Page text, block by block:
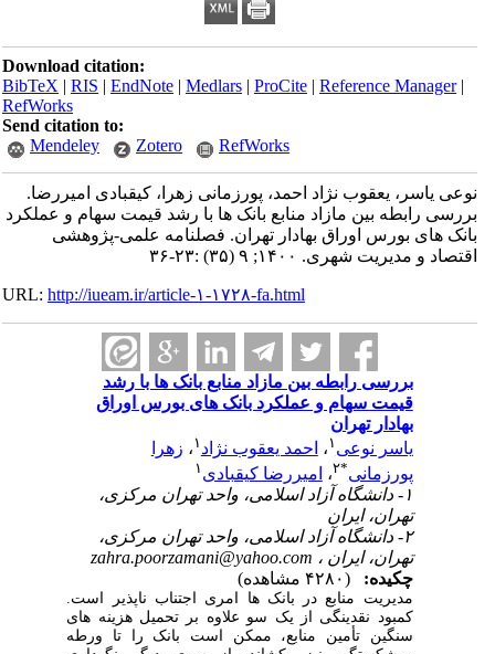
Download citation:
BibTeX|RIS|EndNote|Medlars|ProCite|Reference Manager
RefWorks
Send citation to:
Mendeley
Zotero RefWorks
نوعی یاسر، یعقوب نژاد احمد، پورزمانی زهرا، کیقبادی امیررضا.
بررسی رابطه بین مازاد منابع بانک ها با رشد قیمت سهام و عملکرد
بانک های بورس اوراق بهادار تهران. فصلنامه علمی-پژوهشی
اقتصاد و مدیریت شهری. ۱۴۰۰; ۹ (۳۵) :۲۳-۳۶
URL:http://iueam.ir/article-۱-۱۷۲۸-fa.html
بررسی رابطه بین مازاد منابع بانک ها با رشد
قیمت سهام و عملکرد بانک های بورس اوراق
بهادار تهران
یاسر نوعی ،احمد یعقوب نژاد ۱،زهرا
پورزمانی
۲،امیررضا کیقبادی
۱- دانشگاه آزاد اسلامی، واحد تهران مرکزی،
تهران، ایران
۲- دانشگاه آزاد اسلامی، واحد تهران مرکزی،
تهران، ایران ، zahra.poorzamani@yahoo.com
چکیده:
مدیریت منابع در بانک ها امری اجتناب ناپذیر است.
کمبود نقدینگی از یک سو علاوه بر تحمیل هزینه های
سنگین تأمین منابع، ممکن است بانک را تا ورطه